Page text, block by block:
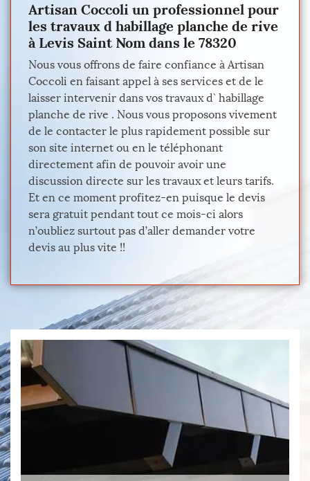
Artisan Coccoli un professionnel pour
les travaux d habillage planche de rive
à Levis Saint Nom dans le 78320
Nous vous offrons de faire confiance à Artisan
Coccoli en faisant appel à ses services et de le
laisser intervenir dans vos travaux d` habillage
planche de rive . Nous vous proposons vivement
de le contacter le plus rapidement possible sur
son site internet ou en le téléphonant
directement afin de pouvoir avoir une
discussion directe sur les travaux et leurs tarifs.
Et en ce moment profitez-en puisque le devis
sera gratuit pendant tout ce mois-ci alors
n’oubliez surtout pas d’aller demander votre
devis au plus vite !!